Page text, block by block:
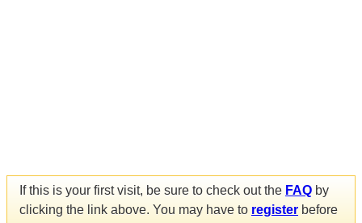
If this is your first visit, be sure to check out the FAQ by
clicking the link above. You may have to register before